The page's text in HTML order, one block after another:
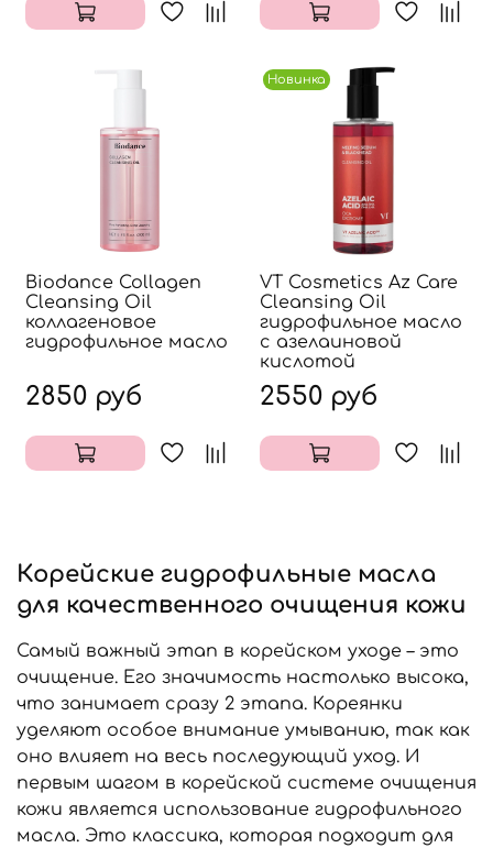
Biodance Collagen
Cleansing Oil
коллагеновое
гидрофильное масло
2850 руб
Новинка
VT Cosmetics Az Care
Cleansing Oil
гидрофильное масло
с азелаиновой
кислотой
2550 руб
Корейские гидрофильные масла
для качественного очищения кожи
Самый важный этап в корейском уходе – это
очищение. Его значимость настолько высока,
что занимает сразу 2 этапа. Кореянки
уделяют особое внимание умыванию, так как
оно влияет на весь последующий уход. И
первым шагом в корейской системе очищения
кожи является использование гидрофильного
масла. Это классика, которая подходит для